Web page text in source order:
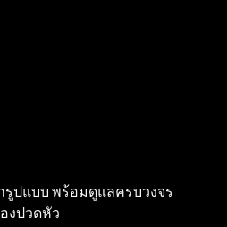
รูปแบบ พร้อมดูแลครบวงจร
งปวดหัว